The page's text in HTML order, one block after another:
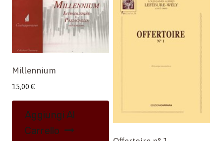
Millennium
15,00 €
Aggiungi Al
Carrello